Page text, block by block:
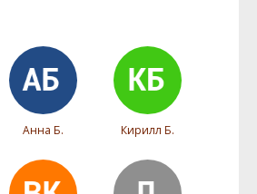
Анна Б. Кирилл Б.